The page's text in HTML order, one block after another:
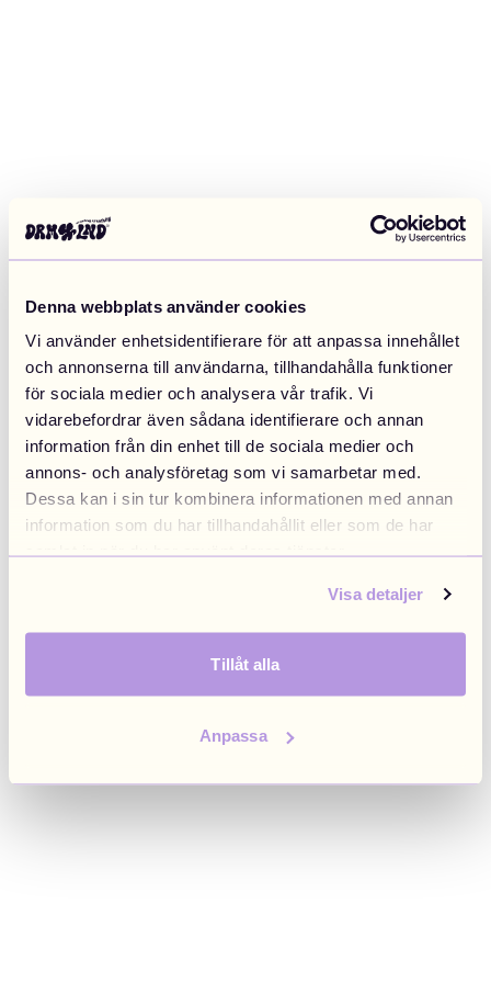
Denna webbplats använder cookies
Vi använder enhetsidentifierare för att anpassa innehållet
och annonserna till användarna, tillhandahålla funktioner
för sociala medier och analysera vår trafik. Vi
vidarebefordrar även sådana identifierare och annan
information från din enhet till de sociala medier och
annons- och analysföretag som vi samarbetar med.
Dessa kan i sin tur kombinera informationen med annan
information som du har tillhandahållit eller som de har
samlat in när du har använt deras tjänster.
Visa detaljer
Tillåt alla
Anpassa
Application error: a client-side exception has occurred (see the
browser console for more information).